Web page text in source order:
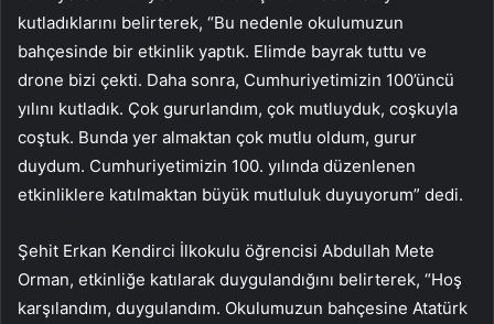
kutladıklarını belirterek, “Bu nedenle okulumuzun
bahçesinde bir etkinlik yaptık. Elimde bayrak tuttu ve
drone bizi çekti. Daha sonra, Cumhuriyetimizin 100’üncü
yılını kutladık. Çok gururlandım, çok mutluyduk, coşkuyla
coştuk. Bunda yer almaktan çok mutlu oldum, gurur
duydum. Cumhuriyetimizin 100. yılında düzenlenen
etkinliklere katılmaktan büyük mutluluk duyuyorum” dedi.
Şehit Erkan Kendirci İlkokulu öğrencisi Abdullah Mete
Orman, etkinliğe katılarak duygulandığını belirterek, “Hoş
karşılandım, duygulandım. Okulumuzun bahçesine Atatürk